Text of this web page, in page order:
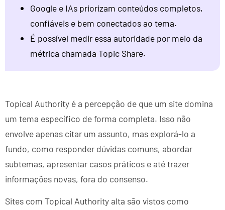
Google e IAs priorizam conteúdos completos,
confiáveis e bem conectados ao tema.
É possível medir essa autoridade por meio da
métrica chamada Topic Share.
Topical Authority é a percepção de que um site domina
um tema específico de forma completa. Isso não
envolve apenas citar um assunto, mas explorá-lo a
fundo, como responder dúvidas comuns, abordar
subtemas, apresentar casos práticos e até trazer
informações novas, fora do consenso.
Sites com Topical Authority alta são vistos como